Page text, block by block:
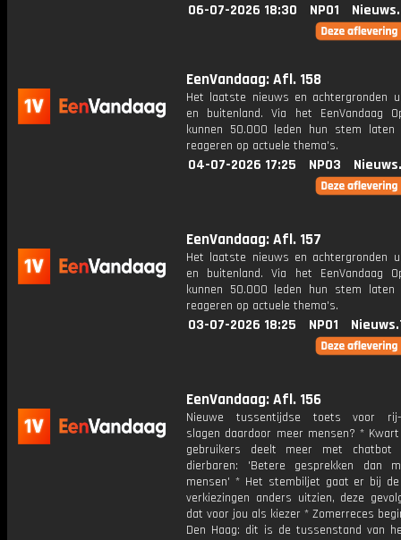
06-07-2026 18:30 NPO1
EenVandaag: Afl. 158
Het laatste nieuws en achtergronden
en buitenland. Via het EenVandaag
kunnen 50.000 leden hun stem laten
reageren op actuele thema's.
04-07-2026 17:25 NPO3
EenVandaag: Afl. 157
Het laatste nieuws en achtergronden
en buitenland. Via het EenVandaag
kunnen 50.000 leden hun stem laten
reageren op actuele thema's.
03-07-2026 18:25 NPO1
EenVandaag: Afl. 156
Nieuwe tussentijdse toets voor rij-
slagen daardoor meer mensen? *
gebruikers deelt meer met chatbot
dierbaren: 'Betere gesprekken dan
mensen' * Het stembiljet gaat er bij de
verkiezingen anders uitzien, deze
dat voor jou als kiezer * Zomerreces
Den Haag: dit is de tussenstand van